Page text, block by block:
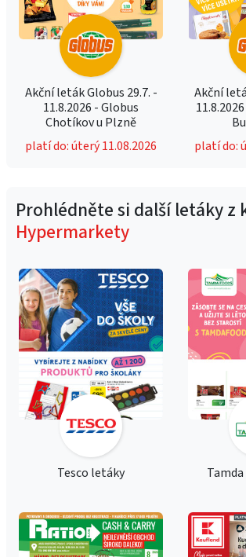
Akční leták Globus 29.7. -
11.8.2026 - Globus
Chotíkov u Plzně
platí do: úterý 11.08.2026
Akční
platí do:
Prohlédněte si další letáky z
Hypermarkety
Tesco letáky